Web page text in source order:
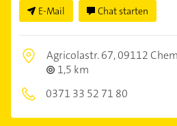
E-Mail Chat starten
Agricolastr. 67,09112
1,5 km
0371 33 52 71 80